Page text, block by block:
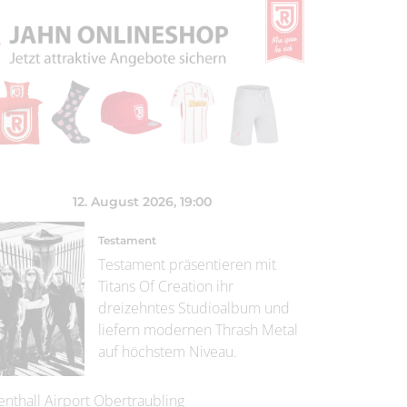
12. August 2026, 19:00
Testament
Testament präsentieren mit
Titans Of Creation ihr
dreizehntes Studioalbum und
liefern modernen Thrash Metal
auf höchstem Niveau.
Airport Obertraubling